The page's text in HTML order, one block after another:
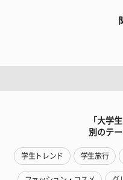
「大学
別のテ
学生トレンド 学生旅行